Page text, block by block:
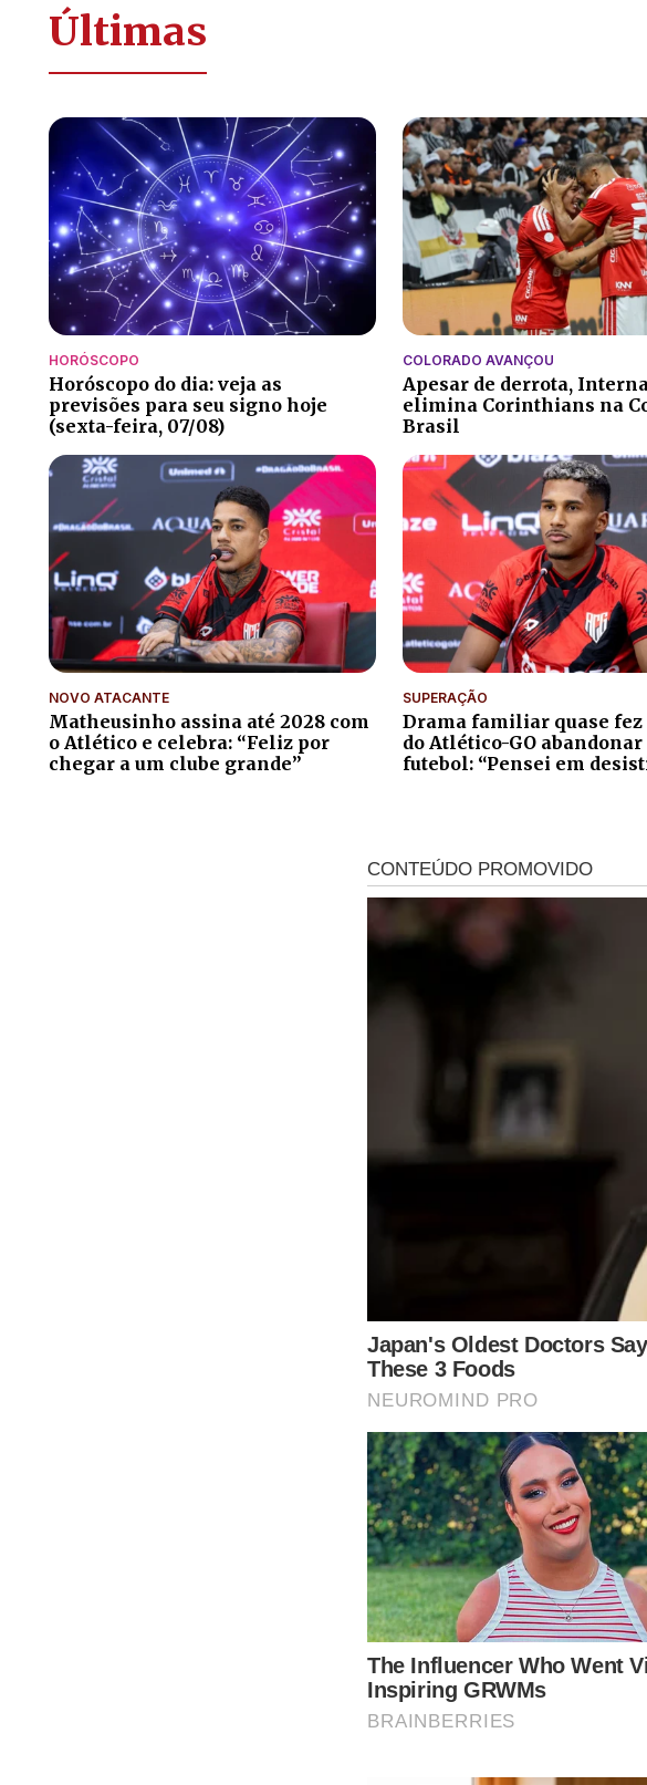
Últimas
HORÓSCOPO
Horóscopo do dia: veja as
previsões para seu signo hoje
(sexta-feira, 07/08)
COLORADO AVANÇOU
Apesar de derrota,
elimina Corinthians na
Brasil
NOVO ATACANTE
Matheusinho assina até 2028 com
o Atlético e celebra: “Feliz por
chegar a um clube grande”
SUPERAÇÃO
Drama familiar quase
do Atlético-GO abandonar
futebol: “Pensei em